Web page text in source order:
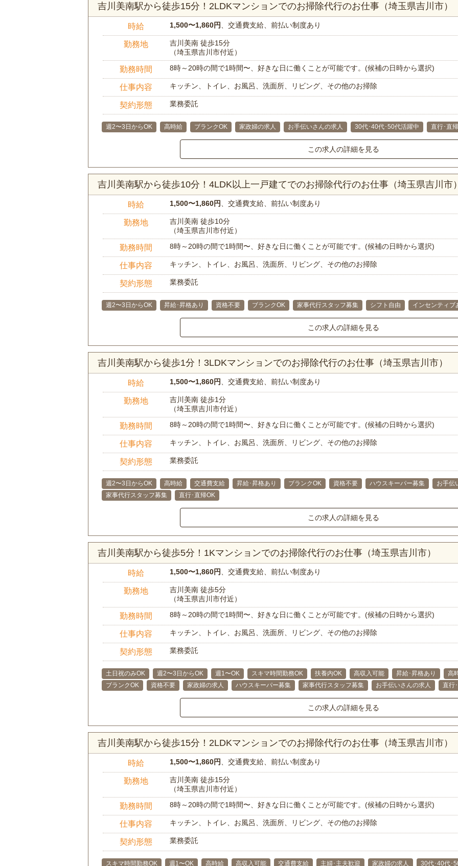
吉川美南駅から徒歩15分！2LDKマンションでのお掃除代行のお仕事（埼玉県吉川市）
時給 1,500〜1,860円 、交通費支給、前払い制度あり
勤務地
吉川美南 徒歩15分
（埼玉県吉川市付近）
勤務時間 8時～20時の間で1時間〜、好きな日に働くことが可能です。(候補の日時から選択)
仕事内容 キッチン、トイレ、お風呂、洗面所、リビング、その他のお掃除
契約形態 業務委託
週2〜3日からOK 高時給 ブランクOK 家政婦の求人 お手伝いさんの求人 30代･40代･50代活躍中 直行･直
この求人の詳細を見る
吉川美南駅から徒歩10分！4LDK以上一戸建てでのお掃除代行のお仕事（埼玉県吉川市
時給 1,500〜1,860円 、交通費支給、前払い制度あり
勤務地
吉川美南 徒歩10分
（埼玉県吉川市付近）
勤務時間 8時～20時の間で1時間〜、好きな日に働くことが可能です。(候補の日時から選択)
仕事内容 キッチン、トイレ、お風呂、洗面所、リビング、その他のお掃除
契約形態 業務委託
週2〜3日からOK 昇給･昇格あり 資格不要 ブランクOK 家事代行スタッフ募集 シフト自由 インセンティブ
この求人の詳細を見る
吉川美南駅から徒歩1分！3LDKマンションでのお掃除代行のお仕事（埼玉県吉川市）
時給 1,500〜1,860円 、交通費支給、前払い制度あり
勤務地
吉川美南 徒歩1分
（埼玉県吉川市付近）
勤務時間 8時～20時の間で1時間〜、好きな日に働くことが可能です。(候補の日時から選択)
仕事内容 キッチン、トイレ、お風呂、洗面所、リビング、その他のお掃除
契約形態 業務委託
週2〜3日からOK 高時給 交通費支給 昇給･昇格あり ブランクOK 資格不要 ハウスキーパー募集
お手伝
家事代行スタッフ募集
直行･直帰OK
この求人の詳細を見る
吉川美南駅から徒歩5分！1Kマンションでのお掃除代行のお仕事（埼玉県吉川市）
時給 1,500〜1,860円 、交通費支給、前払い制度あり
勤務地
吉川美南 徒歩5分
（埼玉県吉川市付近）
勤務時間 8時～20時の間で1時間〜、好きな日に働くことが可能です。(候補の日時から選択)
仕事内容 キッチン、トイレ、お風呂、洗面所、リビング、その他のお掃除
契約形態 業務委託
土日祝のみOK 週2〜3日からOK 週1〜OK スキマ時間勤務OK 扶養内OK 高収入可能 昇給･昇格あり
高
ブランクOK
資格不要 家政婦の求人 ハウスキーパー募集 家事代行スタッフ募集 お手伝いさんの求人 直行
この求人の詳細を見る
吉川美南駅から徒歩15分！2LDKマンションでのお掃除代行のお仕事（埼玉県吉川市）
時給 1,500〜1,860円 、交通費支給、前払い制度あり
勤務地
吉川美南 徒歩15分
（埼玉県吉川市付近）
勤務時間 8時～20時の間で1時間〜、好きな日に働くことが可能です。(候補の日時から選択)
仕事内容 キッチン、トイレ、お風呂、洗面所、リビング、その他のお掃除
契約形態 業務委託
スキマ時間勤務OK 週1〜OK 高時給 高収入可能 交通費支給 主婦･主夫歓迎 家政婦の求人 30代･40代･